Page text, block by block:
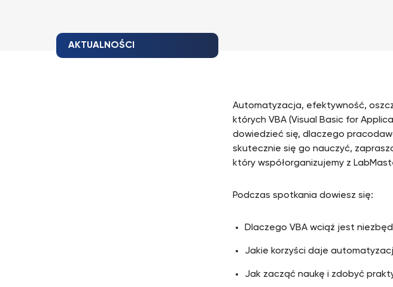
AKTUALNOŚCI
Automatyzacja, efektywność,
których VBA (Visual Basic for
dowiedzieć się, dlaczego
skutecznie się go nauczyć,
który współorganizujemy z
Podczas spotkania dowiesz się:
Dlaczego VBA wciąż jest
Jakie korzyści daje
Jak zacząć naukę i zdobyć